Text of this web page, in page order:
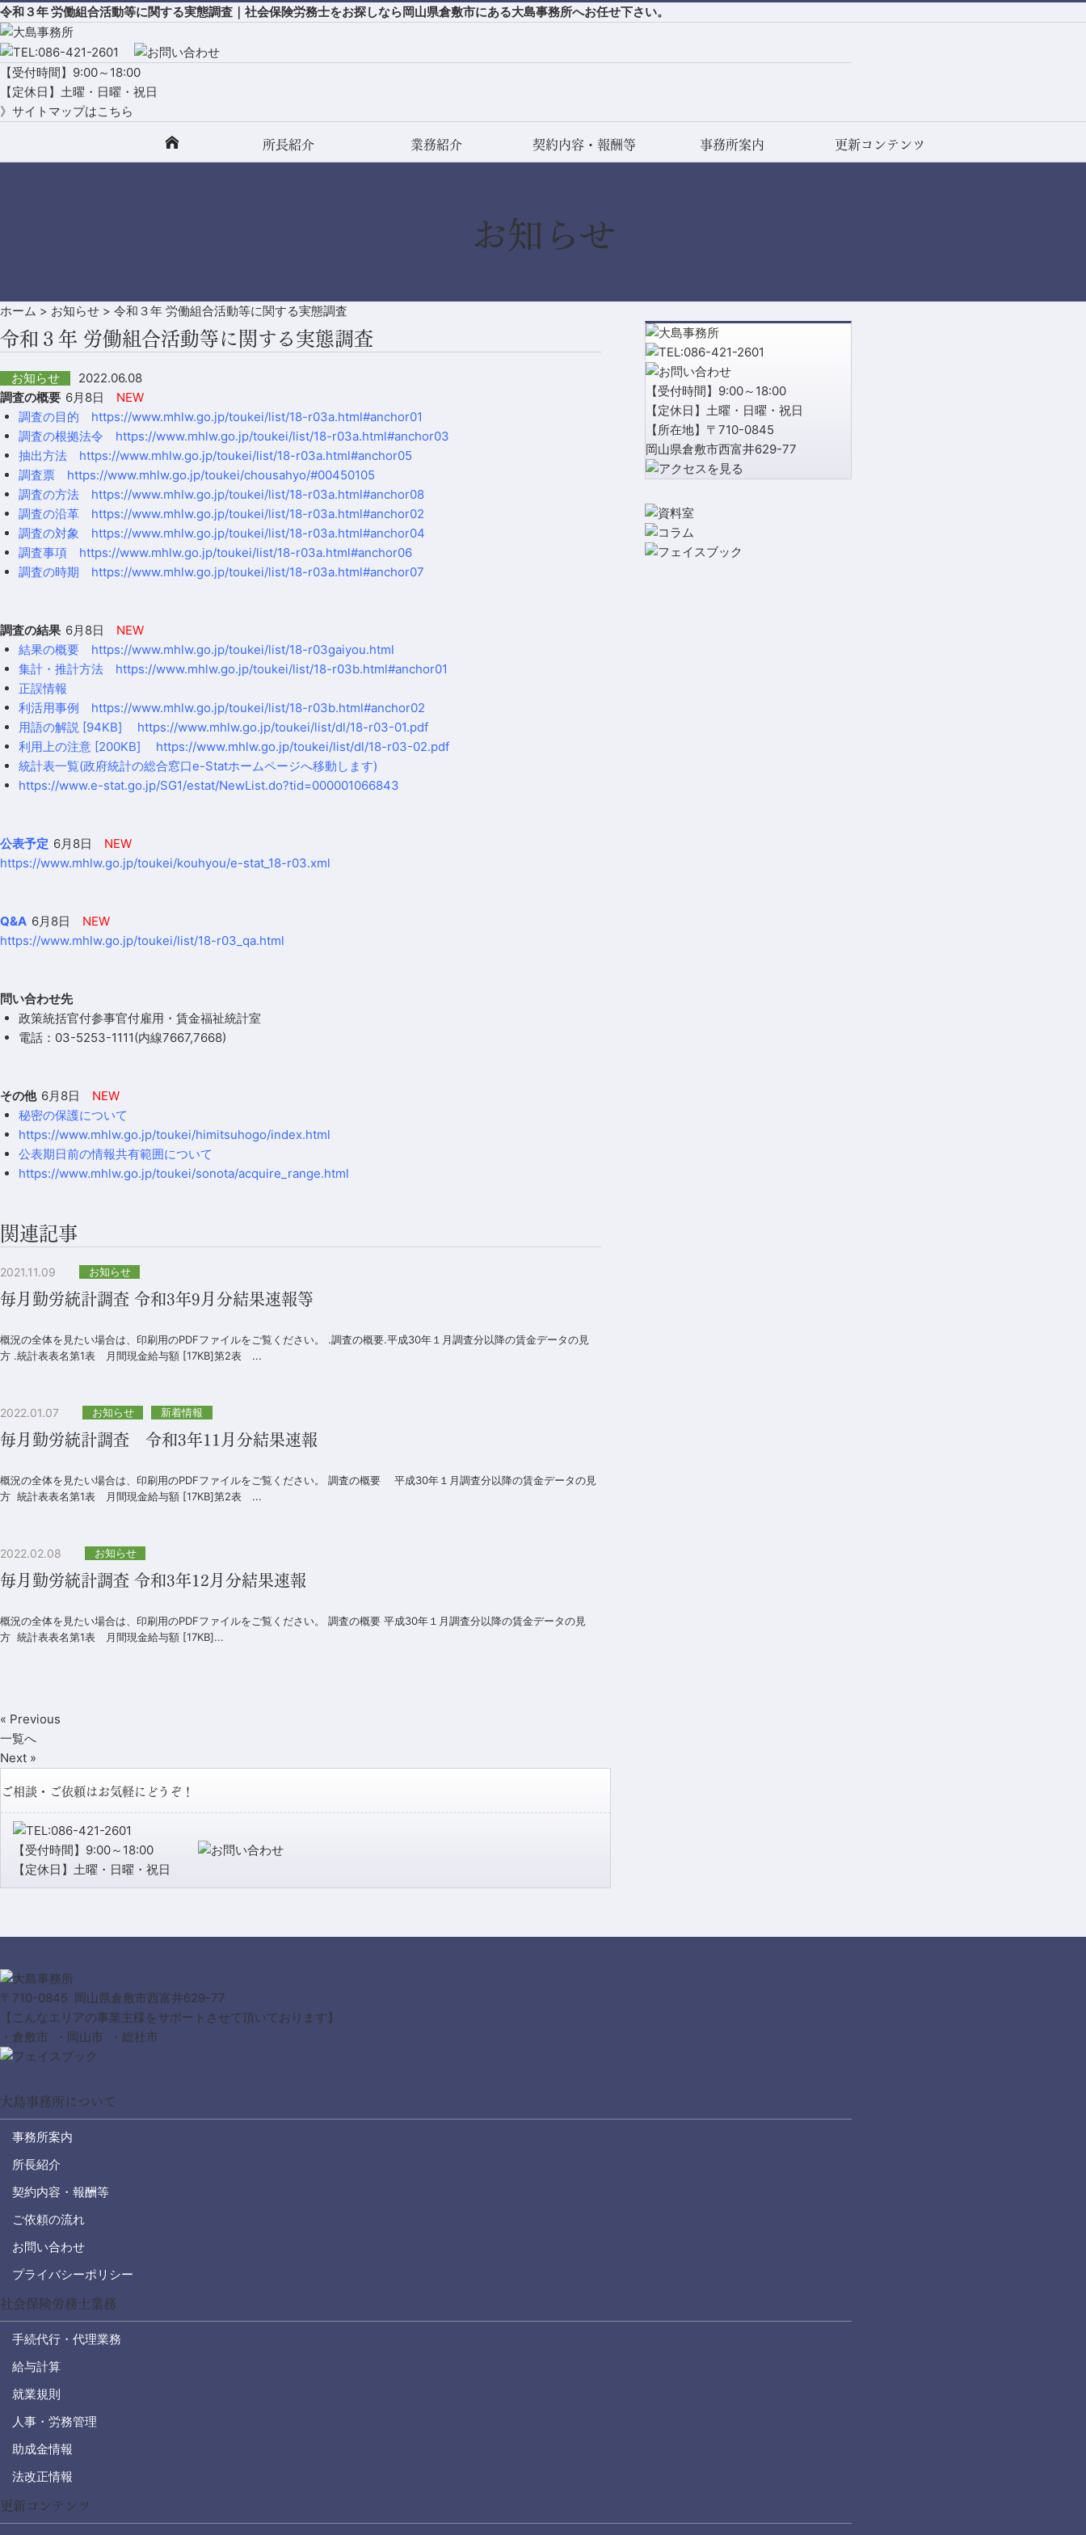
令和３年 労働組合活動等に関する実態調査｜社会保険労務士をお探しなら岡山県倉敷市にある大島事務所へお任せ下さい。
【受付時間】9:00～18:00
【定休日】土曜・日曜・祝日
》サイトマップはこちら
所長紹介 業務紹介 契約内容・報酬等 事務所案内 更新コンテンツ
お知らせ
ホーム > お知らせ > 令和３年 労働組合活動等に関する実態調査
令和３年 労働組合活動等に関する実態調査
お知らせ
2022.06.08
調査の概要 6月8日 NEW
調査の目的
https://www.mhlw.go.jp/toukei/list/18-r03a.html#anchor01
調査の根拠法令
https://www.mhlw.go.jp/toukei/list/18-r03a.html#anchor03
抽出方法
https://www.mhlw.go.jp/toukei/list/18-r03a.html#anchor05
調査票
https://www.mhlw.go.jp/toukei/chousahyo/#00450105
調査の方法
https://www.mhlw.go.jp/toukei/list/18-r03a.html#anchor08
調査の沿革
https://www.mhlw.go.jp/toukei/list/18-r03a.html#anchor02
調査の対象
https://www.mhlw.go.jp/toukei/list/18-r03a.html#anchor04
調査事項
https://www.mhlw.go.jp/toukei/list/18-r03a.html#anchor06
調査の時期
https://www.mhlw.go.jp/toukei/list/18-r03a.html#anchor07
調査の結果 6月8日 NEW
結果の概要
https://www.mhlw.go.jp/toukei/list/18-r03gaiyou.html
集計・推計方法
https://www.mhlw.go.jp/toukei/list/18-r03b.html#anchor01
正誤情報
利活用事例
https://www.mhlw.go.jp/toukei/list/18-r03b.html#anchor02
用語の解説[94KB] https://www.mhlw.go.jp/toukei/list/dl/18-r03-01.pdf
利用上の注意[200KB]
https://www.mhlw.go.jp/toukei/list/dl/18-r03-02.pdf
統計表一覧(政府統計の総合窓口e-Statホームページへ移動します)
https://www.e-stat.go.jp/SG1/estat/NewList.do?tid=000001066843
公表予定 6月8日 NEW
https://www.mhlw.go.jp/toukei/kouhyou/e-stat_18-r03.xml
Q&A 6月8日 NEW
https://www.mhlw.go.jp/toukei/list/18-r03_qa.html
問い合わせ先
政策統括官付参事官付雇用・賃金福祉統計室
電話：03-5253-1111(内線7667,7668)
その他 6月8日 NEW
秘密の保護について
https://www.mhlw.go.jp/toukei/himitsuhogo/index.html
公表期日前の情報共有範囲について
https://www.mhlw.go.jp/toukei/sonota/acquire_range.html
関連記事
2021.11.09 お知らせ
毎月勤労統計調査 令和3年9月分結果速報等
概況の全体を見たい場合は、印刷用のPDFファイルをご覧ください。 .調査の概要.平成30年１月調査分以降の賃金データの見
方 .統計表表名第1表 月間現金給与額 [17KB]第2表 ...
2022.01.07 お知らせ 新着情報
毎月勤労統計調査 令和3年11月分結果速報
概況の全体を見たい場合は、印刷用のPDFファイルをご覧ください。 調査の概要 平成30年１月調査分以降の賃金データの見
方 統計表表名第1表 月間現金給与額 [17KB]第2表 ...
2022.02.08 お知らせ
毎月勤労統計調査 令和3年12月分結果速報
概況の全体を見たい場合は、印刷用のPDFファイルをご覧ください。 調査の概要 平成30年１月調査分以降の賃金データの見
方 統計表表名第1表 月間現金給与額 [17KB]...
« Previous
一覧へ
Next »
【受付時間】9:00～18:00
【定休日】土曜・日曜・祝日
【所在地】〒710-0845
岡山県倉敷市西富井629-77
ご相談・ご依頼はお気軽にどうぞ！
【受付時間】9:00～18:00
【定休日】土曜・日曜・祝日
〒710-0845 岡山県倉敷市西富井629-77
【こんなエリアの事業主様をサポートさせて頂いております】
・倉敷市 ・岡山市 ・総社市
大島事務所について
事務所案内
所長紹介
契約内容・報酬等
ご依頼の流れ
お問い合わせ
プライバシーポリシー
社会保険労務士業務
手続代行・代理業務
給与計算
就業規則
人事・労務管理
助成金情報
法改正情報
更新コンテンツ